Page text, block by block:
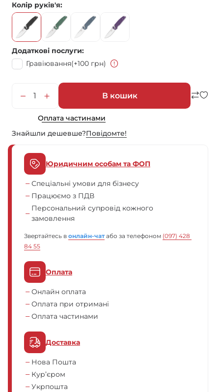
Колір руків'я
Додаткові послуги
Гравіювання(+100 грн)
В кошик
Оплата частинами
Знайшли дешевше?Повiдомте!
Юридичним особам та ФОП
Спеціальні умови для бізнесу
Працюємо з ПДВ
Персональний супровід кожного
замовлення
Звертайтесь в онлайн-чат або за телефоном (097) 428
84 55
Оплата
Онлайн оплата
Оплата при отримані
Оплата частинами
Доставка
Нова Пошта
Кур’єром
Укрпошта